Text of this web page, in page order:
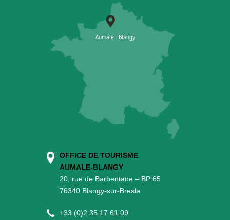
OFFICE DE TOURISME
AUMALE-BLANGY
20, rue de Barbentane – BP 65
76340 Blangy-sur-Bresle
+33 (0)2 35 17 61 09